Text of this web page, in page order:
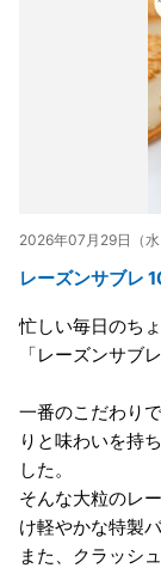
2026年07月29日（
レーズンサブレ
忙しい毎日のち
「レーズンサブ
一番のこだわり
りと味わいを持
した。
そんな大粒のレ
け軽やかな特製
また、クラッシ